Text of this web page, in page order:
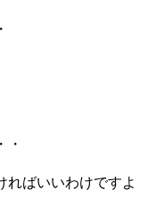
・
ればいいわけですよ